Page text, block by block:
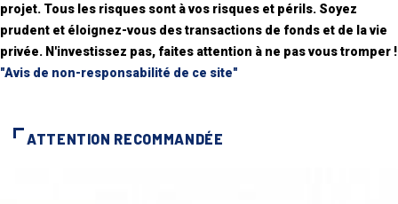
projet. Tous les risques sont à vos risques et périls. Soyez
prudent et éloignez-vous des transactions de fonds et de la vie
privée. N'investissez pas, faites attention à ne pas vous tromper !
"Avis de non-responsabilité de ce site"
ATTENTION RECOMMANDÉE